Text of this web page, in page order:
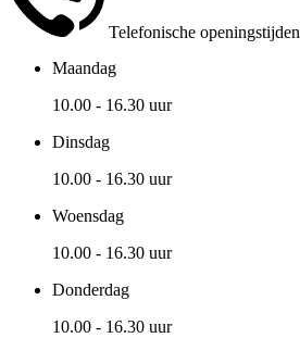
Telefonische openingstijden
Maandag
10.00 - 16.30 uur
Dinsdag
10.00 - 16.30 uur
Woensdag
10.00 - 16.30 uur
Donderdag
10.00 - 16.30 uur